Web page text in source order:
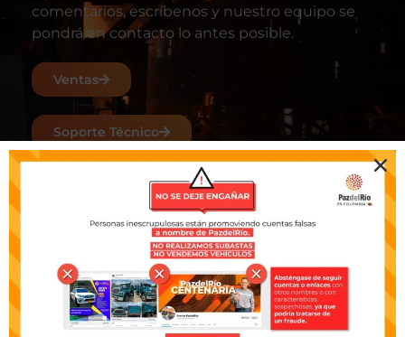
comentarios, escríbenos y nuestro equipo se
pondrá en contacto lo antes posible.
Ventas
Soporte Técnico
Visita PazdelRío
ACERCA DE NOSOTROS